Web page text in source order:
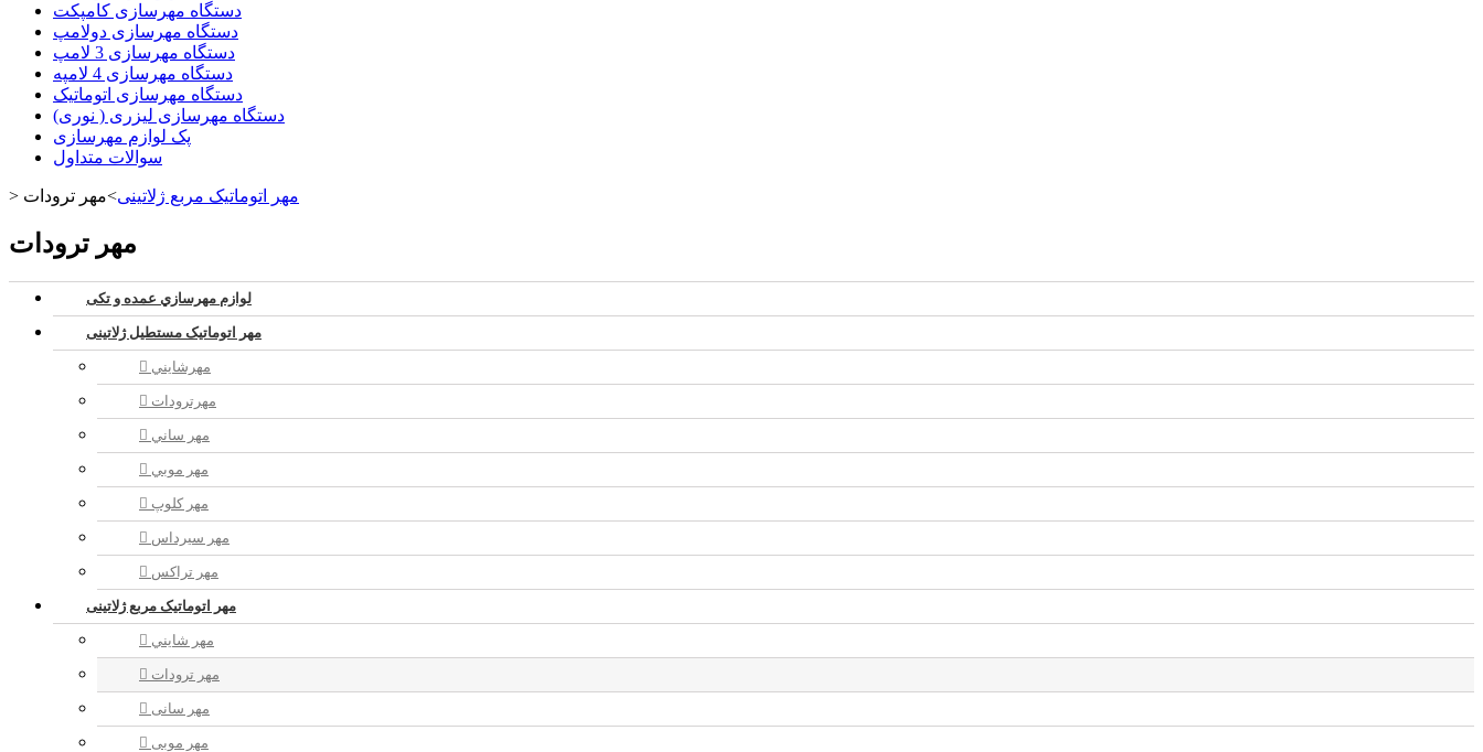
دستگاه مهرسازی کامپکت
دستگاه مهرسازی دولامپ
دستگاه مهرسازی 3 لامپ
دستگاه مهرسازی 4 لامپه
دستگاه مهرسازی اتوماتیک
دستگاه مهرسازی لیزری ( نوری)
پک لوازم مهرسازی
سوالات متداول
> مهر اتوماتیک مربع ژلاتینی>مهر ترودات
مهر ترودات
لوازم مهرسازي عمده و تکی
مهر اتوماتیک مستطيل ژلاتینی
مهرشايني
مهرترودات
مهر ساني
مهر موبي
مهر كلوپ
مهر سيرداس
مهر تراکس
مهر اتوماتیک مربع ژلاتینی
مهر شايني
مهر ترودات
مهر سانی
مهر موبی